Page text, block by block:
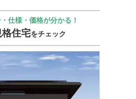
仕様・価格が分かる！
格住宅をチェック